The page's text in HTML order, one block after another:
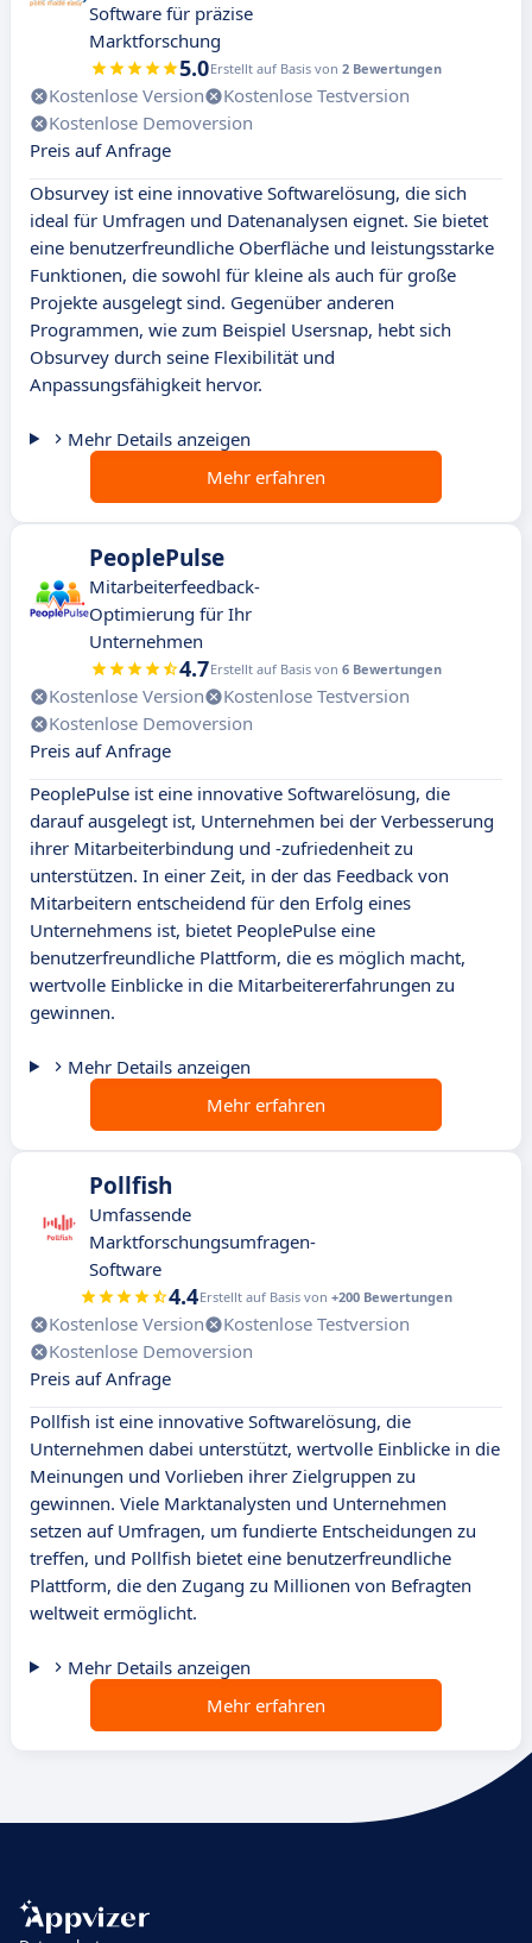
Software für präzise
Marktforschung
5.0Erstellt auf Basis von 2 Bewertungen
Kostenlose Version
Kostenlose Testversion
Kostenlose Demoversion
Preis auf Anfrage
Obsurvey ist eine innovative Softwarelösung, die sich
ideal für Umfragen und Datenanalysen eignet. Sie bietet
eine benutzerfreundliche Oberfläche und leistungsstarke
Funktionen, die sowohl für kleine als auch für große
Projekte ausgelegt sind. Gegenüber anderen
Programmen, wie zum Beispiel Usersnap, hebt sich
Obsurvey durch seine Flexibilität und
Anpassungsfähigkeit hervor.
Mehr Details anzeigen
Mehr erfahren
PeoplePulse
Mitarbeiterfeedback-
Optimierung für Ihr
Unternehmen
4.7Erstellt auf Basis von 6 Bewertungen
Kostenlose Version
Kostenlose Testversion
Kostenlose Demoversion
Preis auf Anfrage
PeoplePulse ist eine innovative Softwarelösung, die
darauf ausgelegt ist, Unternehmen bei der Verbesserung
ihrer Mitarbeiterbindung und -zufriedenheit zu
unterstützen. In einer Zeit, in der das Feedback von
Mitarbeitern entscheidend für den Erfolg eines
Unternehmens ist, bietet PeoplePulse eine
benutzerfreundliche Plattform, die es möglich macht,
wertvolle Einblicke in die Mitarbeitererfahrungen zu
gewinnen.
Mehr Details anzeigen
Mehr erfahren
Pollfish
Umfassende
Marktforschungsumfragen-
Software
4.4Erstellt auf Basis von +200 Bewertungen
Kostenlose Version
Kostenlose Testversion
Kostenlose Demoversion
Preis auf Anfrage
Pollfish ist eine innovative Softwarelösung, die
Unternehmen dabei unterstützt, wertvolle Einblicke in die
Meinungen und Vorlieben ihrer Zielgruppen zu
gewinnen. Viele Marktanalysten und Unternehmen
setzen auf Umfragen, um fundierte Entscheidungen zu
treffen, und Pollfish bietet eine benutzerfreundliche
Plattform, die den Zugang zu Millionen von Befragten
weltweit ermöglicht.
Mehr Details anzeigen
Mehr erfahren